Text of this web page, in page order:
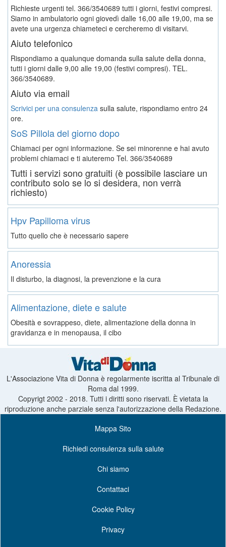
Richieste urgenti tel. 366/3540689 tutti i giorni, festivi compresi.
Siamo in ambulatorio ogni giovedì dalle 16,00 alle 19,00, ma se
avete una urgenza chiameteci e cercheremo di visitarvi.
Aiuto telefonico
Rispondiamo a qualunque domanda sulla salute della donna,
tutti i giorni dalle 9,00 alle 19,00 (festivi compresi). TEL.
366/3540689.
Aiuto via email
Scrivici per una consulenza sulla salute, rispondiamo entro 24
ore.
SoS Pillola del giorno dopo
Chiamaci per ogni informazione. Se sei minorenne e hai avuto
problemi chiamaci e ti aiuteremo Tel. 366/3540689
Tutti i servizi sono gratuiti (è possibile lasciare un
contributo solo se lo si desidera, non verrà
richiesto)
Hpv Papilloma virus
Tutto quello che è necessario sapere
Anoressia
Il disturbo, la diagnosi, la prevenzione e la cura
Alimentazione, diete e salute
Obesità e sovrappeso, diete, alimentazione della donna in
gravidanza e in menopausa, il cibo
L'Associazione Vita di Donna è regolarmente iscritta al Tribunale di
Roma dal 1999.
Copyrigt 2002 - 2018. Tutti i diritti sono riservati. È vietata la
riproduzione anche parziale senza l'autorizzazione della Redazione.
Mappa Sito
Richiedi consulenza sulla salute
Chi siamo
Contattaci
Cookie Policy
Privacy